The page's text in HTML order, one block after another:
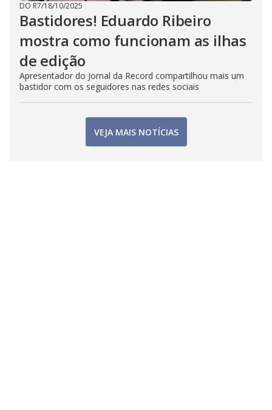
DO R7/18/10/2025
Bastidores! Eduardo Ribeiro
mostra como funcionam as ilhas
de edição
Apresentador do Jornal da Record compartilhou mais um
bastidor com os seguidores nas redes sociais
VEJA MAIS NOTÍCIAS